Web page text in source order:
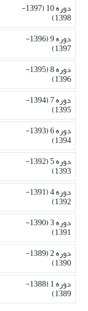
دوره 10 (1397-
1398)
دوره 9 (1396-
1397)
دوره 8 (1395-
1396)
دوره 7 (1394-
1395)
دوره 6 (1393-
1394)
دوره 5 (1392-
1393)
دوره 4 (1391-
1392)
دوره 3 (1390-
1391)
دوره 2 (1389-
1390)
دوره 1 (1388-
1389)